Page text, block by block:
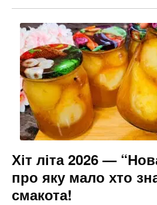
Хіт літа 2026 —
про яку мало хто
смакота!